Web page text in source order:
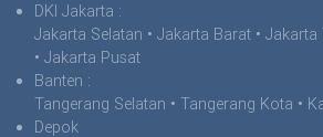
DKI Jakarta :
Jakarta Selatan • Jakarta Barat •
• Jakarta Pusat
Banten :
Tangerang Selatan • Tangerang Kota •
Depok